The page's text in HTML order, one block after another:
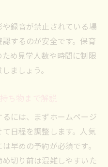
録音が禁止されている場
するのが安全です。保育
め見学人数や時間に制限
ましょう。
ち物まで解説
には、まずホームページ
日程を調整します。人気
早めの予約が必須です。
切り前は混雑しやすいた